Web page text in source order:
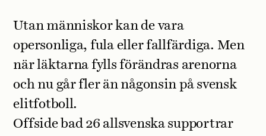
Utan människor kan de vara
opersonliga, fula eller fallfärdiga. Men
när läktarna fylls förändras arenorna
och nu går fler än någonsin på svensk
elitfotboll.
Offside bad 26 allsvenska supportrar